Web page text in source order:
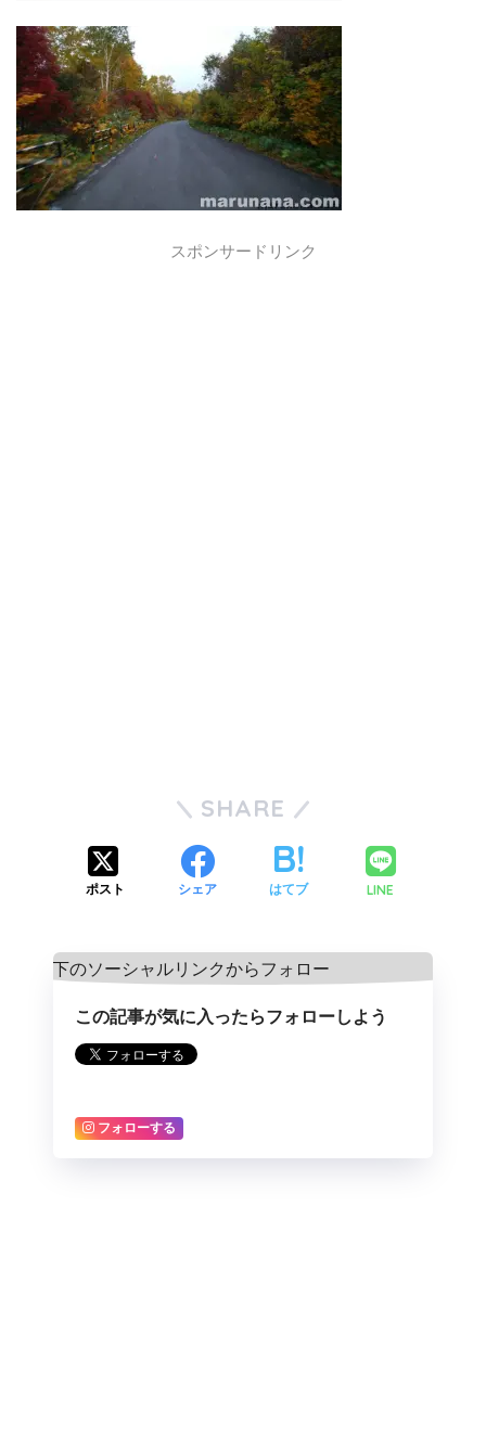
スポンサードリンク
SHARE
ポスト シェア はてブ LINE
この記事が気に入ったらフォローしよう
フォローする